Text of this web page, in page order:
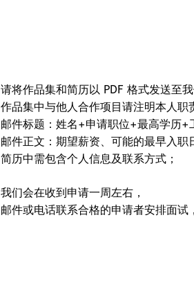
请将作品集和简历以 PDF 格式发送至
作品集中与他人合作项目请注明本人职
邮件标题：姓名+申请职位+最高学历+
邮件正文：期望薪资、可能的最早入职
简历中需包含个人信息及联系方式；
我们会在收到申请一周左右，
邮件或电话联系合格的申请者安排面试